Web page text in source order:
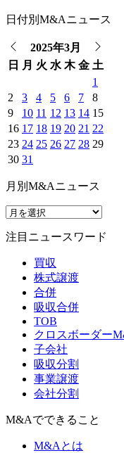
日付別M&Aニュース
2025年3月
日
月 火 水 木 金 土
1
2
3 4 5 6 7
8
9
10 11 12 13 14 15
16 17 18 19 20 21 22
23 24 25 26 27 28 29
30 31
月別M&Aニュース
注目ニュースワード
買収
株式譲渡
合併
吸収合併
TOB
クロスボーダー
子会社
吸収分割
事業譲渡
会社分割
M&Aでできること
M&Aとは